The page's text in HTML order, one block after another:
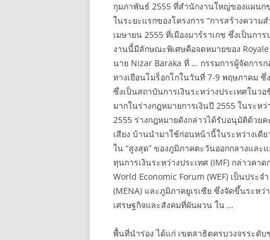
กุมภาพันธ์ 2555 ที่สำนักงานใหญ่ของแผนก
ในระยะแรกของโครงการ “การสร้างควา
เมษายน 2555 ที่เมืองมาร์ราเกช ซึ่งเป็นก
งานนี้มีลักษณะพิเศษคือจดหมายของ
นาย Nizar Baraka ที่ … กรรมการผู้จัดการ
ทางเยือนโมร็อกโกในวันที่ 7-9 พฤษภาคม
ซึ่งเป็นสถาบันการเงินระหว่างประเทศใน
มากในร่างกฎหมายการเงินปี 2555 ในระ
2555 ร่างกฎหมายดังกล่าวได้รับอนุมัติด้วยค
เสียง บ้านนำมาใช้ก่อนหน้านี้ในระหว่างเดี
ใน “สูงสุด” ของภูมิภาคตะวันออกกลางและ
ทุนการเงินระหว่างประเทศ (IMF) กล่าวค
World Economic Forum (WEF) เป็นประ
(MENA) และภูมิภาคยูเรเซีย ซึ่งจัดขึ้นระห
เศรษฐกิจและสังคมที่ผันผวน ใน …
พื้นที่นำร่อง ได้แก่ เขตสาธิตครบวงจรระดั